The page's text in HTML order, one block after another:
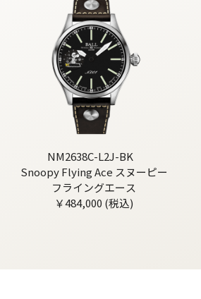
NM2638C-L2J-BK
Snoopy Flying Ace スヌーピー
フライングエース
￥484,000 (税込)